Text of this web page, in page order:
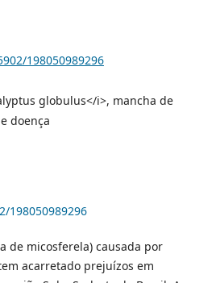
198050989296
globulus</i>, mancha de
doença
198050989296
de micosferela) causada por
acarretado prejuízos em